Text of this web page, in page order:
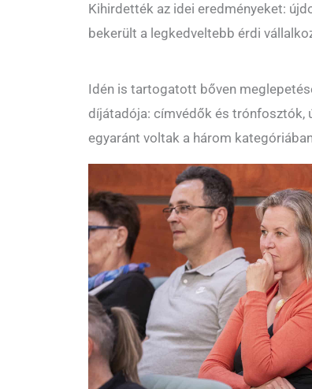
Kihirdették az idei eredményeket:
bekerült a legkedveltebb érdi
Idén is tartogatott bőven
díjátadója: címvédők és trónfosztók,
egyaránt voltak a három